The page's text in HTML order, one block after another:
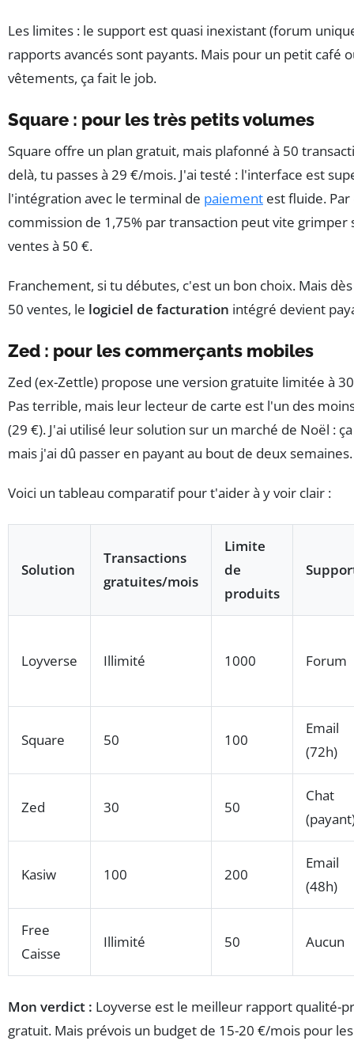
Les limites : le support est quasi inexistant (forum
rapports avancés sont payants. Mais pour un petit café
vêtements, ça fait le job.
Square : pour les très petits volumes
Square offre un plan gratuit, mais plafonné à 50
delà, tu passes à 29 €/mois. J'ai testé : l'interface est
l'intégration avec le terminal de paiement est fluide.
commission de 1,75% par transaction peut vite grimper
ventes à 50 €.
Franchement, si tu débutes, c'est un bon choix. Mais
50 ventes, le logiciel de facturation intégré devient
Zed : pour les commerçants mobiles
Zed (ex-Zettle) propose une version gratuite limitée à
Pas terrible, mais leur lecteur de carte est l'un des
(29 €). J'ai utilisé leur solution sur un marché de Noël :
mais j'ai dû passer en payant au bout de deux semaines.
Voici un tableau comparatif pour t'aider à y voir clair :
Solution
Transactions
gratuites/mois
Limite
de
produits
Loyverse Illimité 1000 Forum
Square 50 100
Email
(72h)
Zed 30 50
Chat
Kasiw 100 200
Email
(48h)
Free
Caisse
Illimité 50 Aucun
Mon verdict : Loyverse est le meilleur rapport qualité-
gratuit. Mais prévois un budget de 15-20 €/mois pour